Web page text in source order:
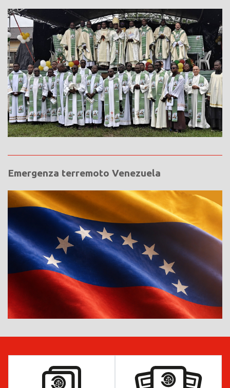
Emergenza terremoto Venezuela